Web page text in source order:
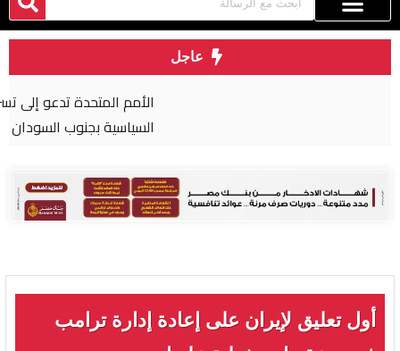
عاجل
الأمم المتحدة تدعو إلى تسريع التقدم في العملية
أول تعليق لإيران على إعادة إدارة ترامب